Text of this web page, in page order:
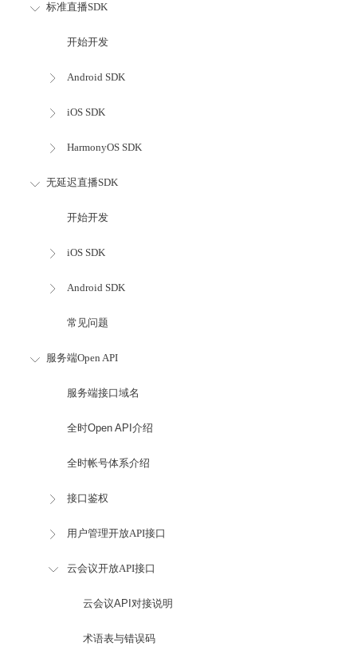
标准直播SDK
开始开发
Android SDK
iOS SDK
HarmonyOS SDK
无延迟直播SDK
开始开发
iOS SDK
Android SDK
常见问题
服务端Open API
服务端接口域名
全时Open API介绍
全时帐号体系介绍
接口鉴权
用户管理开放API接口
云会议开放API接口
云会议API对接说明
术语表与错误码